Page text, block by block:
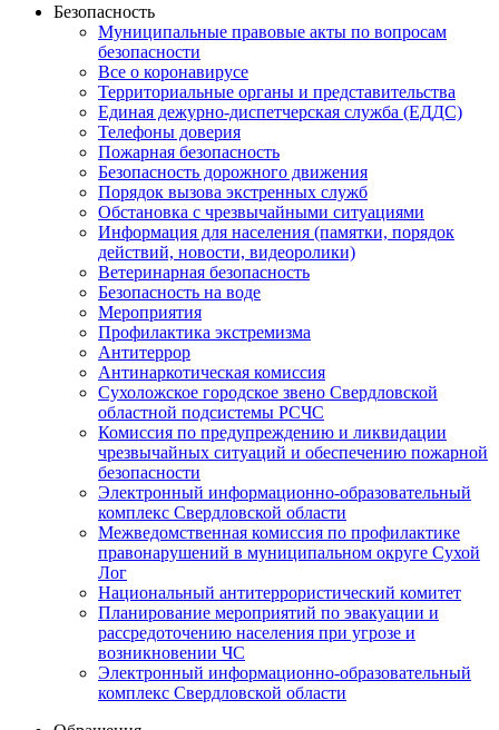
Безопасность
Муниципальные правовые акты по вопросам
безопасности
Все о коронавирусе
Территориальные органы и представительства
Единая дежурно-диспетчерская служба (ЕДДС)
Телефоны доверия
Пожарная безопасность
Безопасность дорожного движения
Порядок вызова экстренных служб
Обстановка с чрезвычайными ситуациями
Информация для населения (памятки, порядок
действий, новости, видеоролики)
Ветеринарная безопасность
Безопасность на воде
Мероприятия
Профилактика экстремизма
Антитеррор
Антинаркотическая комиссия
Сухоложское городское звено Свердловской
областной подсистемы РСЧС
Комиссия по предупреждению и ликвидации
чрезвычайных ситуаций и обеспечению пожарной
безопасности
Электронный информационно-образовательный
комплекс Cвердловской области
Межведомственная комиссия по профилактике
правонарушений в муниципальном округе Сухой
Лог
Национальный антитеррористический комитет
Планирование мероприятий по эвакуации и
рассредоточению населения при угрозе и
возникновении ЧС
Электронный информационно-образовательный
комплекс Свердловской области